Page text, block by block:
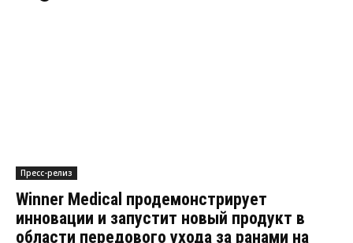
Пресс-релиз
Winner Medical продемонстрирует
инновации и запустит новый продукт в
области передового ухода за ранами на